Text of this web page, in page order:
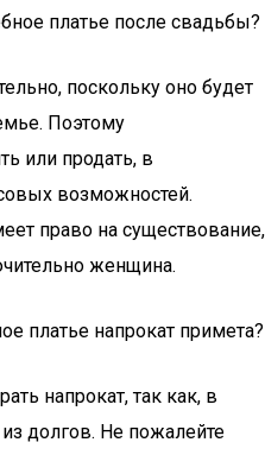
платье после свадьбы?
поскольку оно будет
Поэтому
или продать, в
возможностей.
право на существование,
женщина.
платье напрокат примета?
напрокат, так как, в
долгов. Не пожалейте